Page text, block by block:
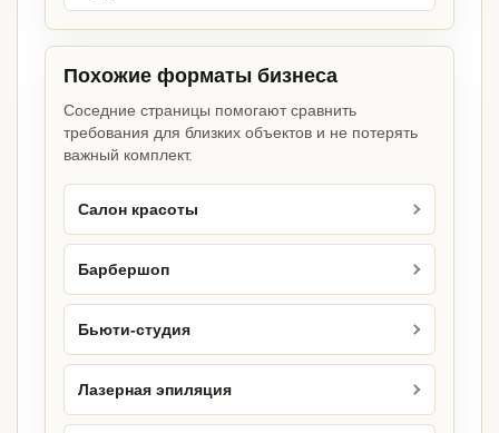
Похожие форматы бизнеса
Соседние страницы помогают сравнить
требования для близких объектов и не потерять
важный комплект.
Салон красоты
Барбершоп
Бьюти-студия
Лазерная эпиляция